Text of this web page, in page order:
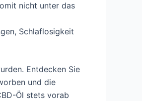
nicht unter das
Schlaflosigkeit
Entdecken Sie
und die
Öl stets vorab